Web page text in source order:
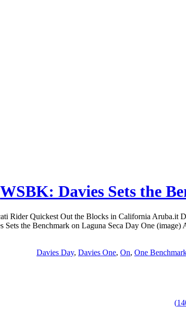
WSBK: Davies Sets the
Rider Quickest Out the Blocks in California
the Benchmark on Laguna Seca Day One (image)
Davies Day, Davies One, On, One